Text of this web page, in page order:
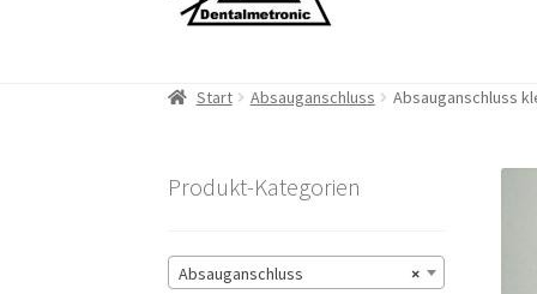
Start Absauganschluss Absauganschluss
Produkt-Kategorien
×
Absauganschluss